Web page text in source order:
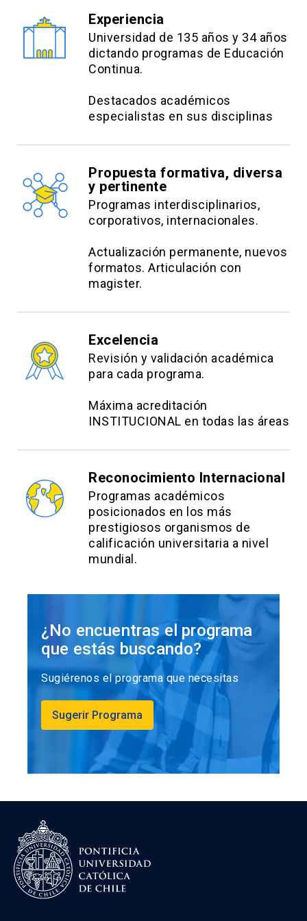
Médico cirujano, internista y
gastroenterólogo.Profesor Auxiliar Escuela de
Medicina Universidad Austral de Chile.
Dr. Carlos Benítez Gajardo
de Trasplante Hepático UC-Christus. Máster in
Research in Liver Diseases, Hospital Clinic,
Universidad de Barcelona.
Dr. Roberto Candia Balboa
Médico cirujano, internista y
gastroenterólogo. Profesor Asociado UC. Máster
of Science, field Clinical Epidemiology,
University of Toronto, Canadá. Colangiografista y
Endoscopista avanzado, Red de Salud UC-
Christus. Subdirector Médico Clínica San Carlos
Dr. Joaquín Hevia
Médico Cirujano, Radiólogo Unidad Imágenes
Torácicas y Abdominales. Instructor Adjunto
UC.Fellowship Imágenes torácicas y
abdominales.Departamento de Radiología UC.
Dr. Javier Nicolás Chahuán Abde
Dr. Cristian Hernández Rocha
Médico Cirujano, internista y
gastroenterólogo.Profesor Asistente UC.
Especialización clínico-asistencial y de
investigación en enfermedades inflamatorias
intestinales en Hospital Mount Sinai Health, y en
Universidad de Toronto, Canadá.
Médico cirujano, especialista en Medicina
Interna.PhD en biología celular y
molecular.Posdoctorado en el Departamento de
Biología, Massachussets Institute of Technology
(MIT), Cambridge. Estados Unidos. Pasantía
Experiencia
Universidad de 135 años y 34 años
dictando programas de Educación
Continua.
Destacados académicos
especialistas en sus disciplinas
Propuesta formativa, diversa
y pertinente
Programas interdisciplinarios,
corporativos, internacionales.
Actualización permanente, nuevos
formatos. Articulación con
magister.
Excelencia
Revisión y validación académica
para cada programa.
Máxima acreditación
INSTITUCIONAL en todas las áreas
Reconocimiento Internacional
Programas académicos
posicionados en los más
prestigiosos organismos de
calificación universitaria a nivel
mundial.
¿No encuentras el programa
que estás buscando?
Sugiérenos el programa que necesitas
Sugerir Programa